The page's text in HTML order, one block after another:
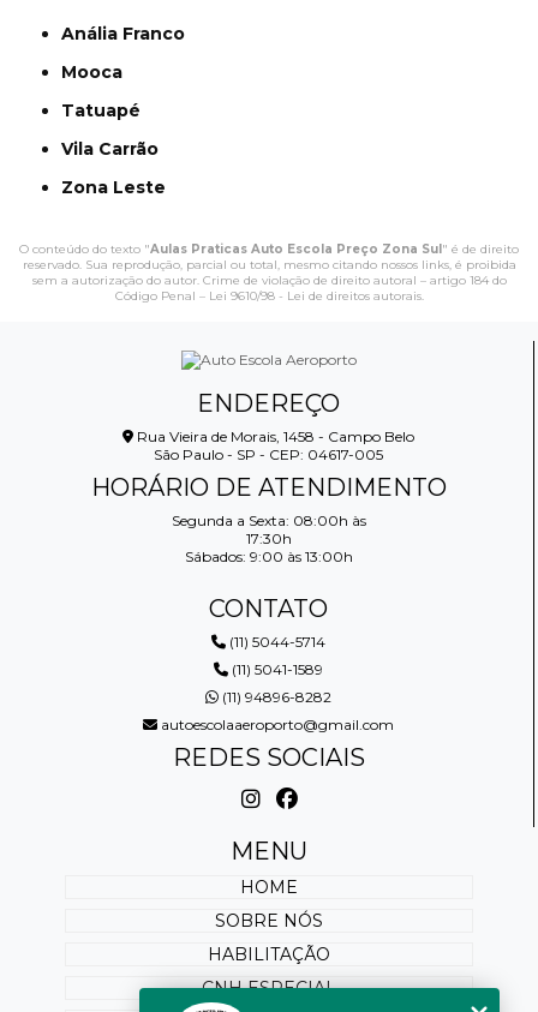
Anália Franco
Mooca
Tatuapé
Vila Carrão
Zona Leste
O conteúdo do texto "Aulas Praticas Auto Escola Preço Zona Sul" é de direito
reservado. Sua reprodução, parcial ou total, mesmo citando nossos links, é proibida
sem a autorização do autor. Crime de violação de direito autoral – artigo 184 do
Código Penal – Lei 9610/98 - Lei de direitos autorais.
ENDEREÇO
Rua Vieira de Morais, 1458 - Campo Belo
São Paulo - SP - CEP: 04617-005
HORÁRIO DE ATENDIMENTO
Segunda a Sexta: 08:00h às
17:30h
Sábados: 9:00 às 13:00h
CONTATO
(11) 5044-5714
(11) 5041-1589
(11) 94896-8282
autoescolaaeroporto@gmail.com
REDES SOCIAIS
MENU
HOME
SOBRE NÓS
HABILITAÇÃO
CNH ESPECIAL